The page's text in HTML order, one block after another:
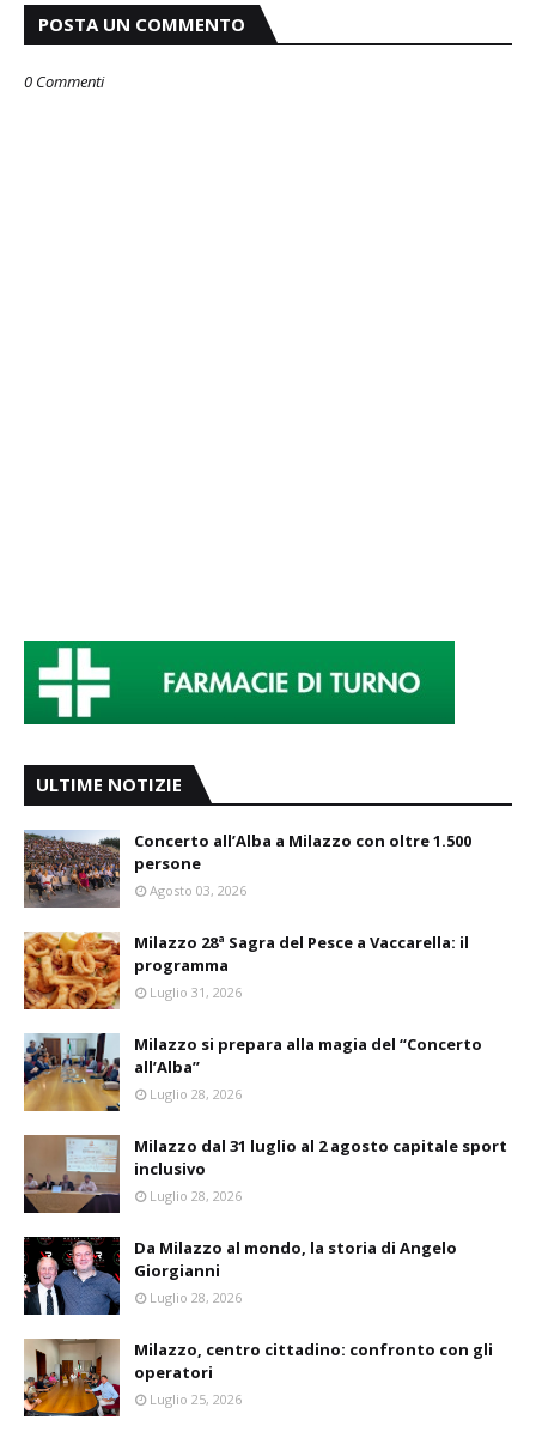
POSTA UN COMMENTO
0 Commenti
ULTIME NOTIZIE
Concerto all’Alba a Milazzo con oltre 1.500
persone
Agosto 03, 2026
Milazzo 28ª Sagra del Pesce a Vaccarella: il
programma
Luglio 31, 2026
Milazzo si prepara alla magia del “Concerto
all’Alba”
Luglio 28, 2026
Milazzo dal 31 luglio al 2 agosto capitale sport
inclusivo
Luglio 28, 2026
Da Milazzo al mondo, la storia di Angelo
Giorgianni
Luglio 28, 2026
Milazzo, centro cittadino: confronto con gli
operatori
Luglio 25, 2026